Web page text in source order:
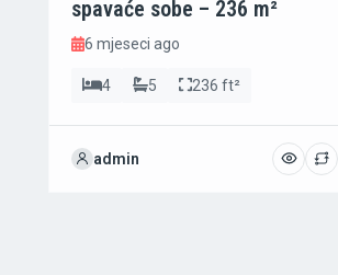
spavaće sobe – 236 m²
6 mjeseci ago
4 5 236 ft²
admin